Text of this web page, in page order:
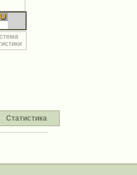
Статистика